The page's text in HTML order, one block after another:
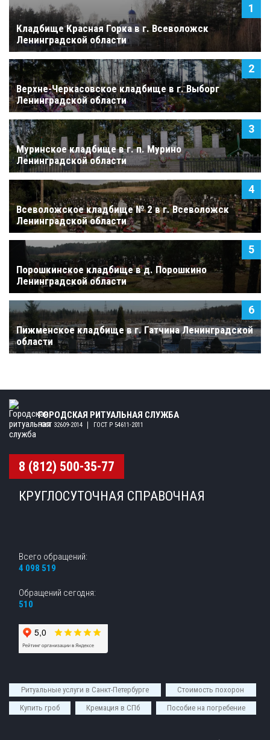
Кладбище Красная Горка в г. Всеволожск
Ленинградской области
Верхне-Черкасовское кладбище в г. Выборг
Ленинградской области
Муринское кладбище в г. п. Мурино
Ленинградской области
Всеволожское кладбище № 2 в г. Всеволожск
Ленинградской области
Порошкинское кладбище в д. Порошкино
Ленинградской области
Пижменское кладбище в г. Гатчина Ленинградской
области
ГОРОДСКАЯ РИТУАЛЬНАЯ СЛУЖБА
ГОСТ 32609-2014 ГОСТ Р 54611-2011
8 (812) 500-35-77
КРУГЛОСУТОЧНАЯ СПРАВОЧНАЯ
Всего обращений:
4 098 519
Обращений сегодня:
510
Ритуальные услуги в Санкт-Петербурге
Стоимость похорон
Купить гроб
Кремация в СПб Пособие на погребение